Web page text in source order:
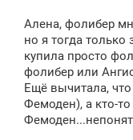
Алена, фолибер
но я тогда
купила просто
фолибер или
Ещё вычитала,
Фемоден), а кто-